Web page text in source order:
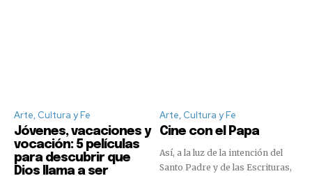
Arte, Cultura y Fe
Jóvenes, vacaciones y
vocación: 5 películas
para descubrir que
Dios llama a ser
Arte, Cultura y Fe
Cine con el Papa
Así, a la luz de la intención del
Santo Padre y de las Escrituras,